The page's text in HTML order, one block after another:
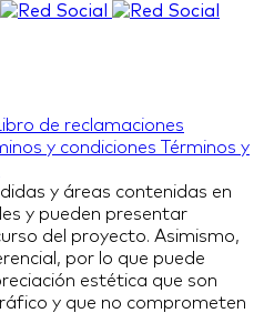
de reclamaciones
y condiciones
Términos y
y áreas contenidas en
y pueden presentar
del proyecto. Asimismo,
por lo que puede
estética que son
y que no comprometen